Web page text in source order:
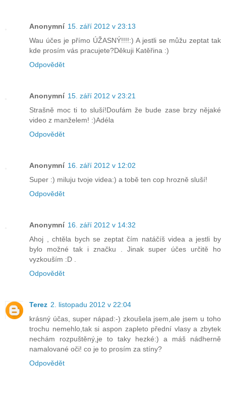
Anonymní 15. září 2012 v 23:13
Wau účes je přímo ÚŽASNÝ!!!!:) A jestli se můžu zeptat tak
kde prosím vás pracujete?Děkuji Katěřina :)
Odpovědět
Anonymní 15. září 2012 v 23:21
Strašně moc ti to sluší!Doufám že bude zase brzy nějaké
video z manželem! :)Adéla
Odpovědět
Anonymní 16. září 2012 v 12:02
Super :) miluju tvoje videa:) a tobě ten cop hrozně sluší!
Odpovědět
Anonymní 16. září 2012 v 14:32
Ahoj , chtěla bych se zeptat čím natáčíš videa a jestli by
bylo možné tak i značku . Jinak super účes určitě ho
vyzkouším :D .
Odpovědět
Terez 2. listopadu 2012 v 22:04
krásný účas, super nápad:-) zkoušela jsem,ale jsem u toho
trochu nemehlo,tak si aspon zapleto přední vlasy a zbytek
nechám rozpuštěný,je to taky hezké:) a máš nádherně
namalované oči! co je to prosím za stíny?
Odpovědět